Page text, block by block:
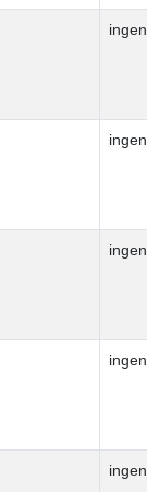
ingen
ingen
ingen
ingen
ingen